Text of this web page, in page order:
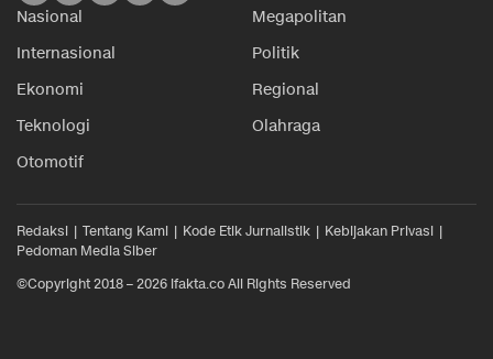
Nasional
Megapolitan
Internasional
Politik
Ekonomi
Regional
Teknologi
Olahraga
Otomotif
Redaksi Tentang Kami Kode Etik Jurnalistik
Kebijakan Privasi
Pedoman Media Siber
©Copyright 2018 – 2026 ifakta.co All Rights Reserved